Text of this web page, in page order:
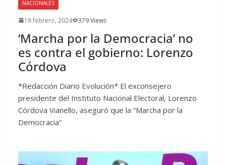
NACIONALES
18 febrero, 2024 379 Views
‘Marcha por la Democracia’ no
es contra el gobierno: Lorenzo
Córdova
*Redacción Diario Evolución* El exconsejero
presidente del Instituto Nacional Electoral, Lorenzo
Córdova Vianello, aseguró que la “Marcha por la
Democracia”